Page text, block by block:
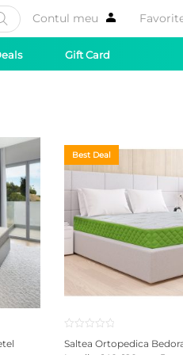
Contul meu
Gift Card
Best Deal
Saltea Ortopedica